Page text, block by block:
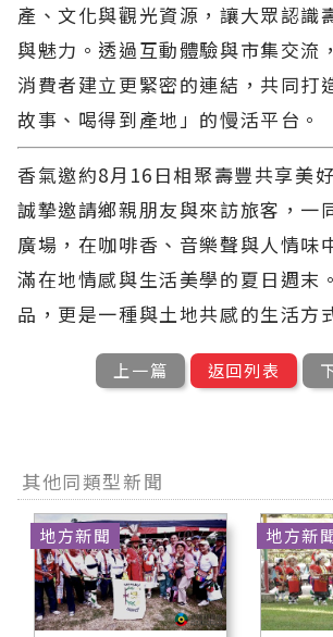
產、文化與觀光資源，讓大眾認識
與魅力。透過互動體驗與市集交流
消費者建立更緊密的連結，共同打
故事、喝得到產地」的慢活平台。
香氣邀約8月 16 日相聚壽豐共享美
誠摯邀請鄉親朋友與來訪旅客，一
廣場，在咖啡香、音樂聲與人情味
滿在地情感與生活美學的夏日週末
品，更是一種與土地共感的生活方
上一篇 返回列表
其他同類型新聞
地方新聞 地方新